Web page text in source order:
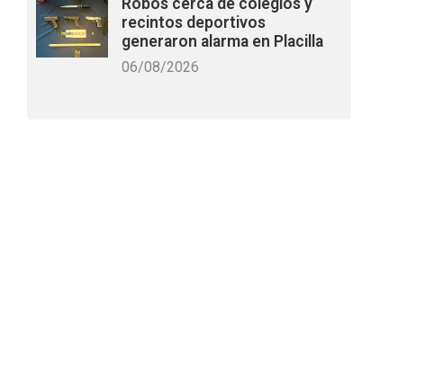
Robos cerca de colegios y
recintos deportivos
generaron alarma en Placilla
06/08/2026